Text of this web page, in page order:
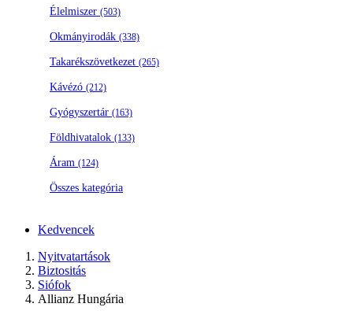
Élelmiszer (503)
Okmányirodák (338)
Takarékszövetkezet (265)
Kávézó (212)
Gyógyszertár (163)
Földhivatalok (133)
Áram (124)
Összes kategória
Kedvencek
Nyitvatartások
Biztositás
Siófok
Allianz Hungária